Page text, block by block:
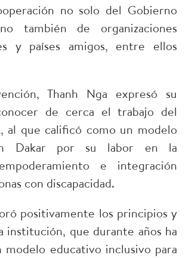
no solo del Gobierno
también de organizaciones
y países amigos, entre ellos
Thanh Nga expresó su
de cerca el trabajo del
al que calificó como un modelo
Dakar por su labor en la
e integración
con discapacidad.
positivamente los principios y
institución, que durante años ha
modelo educativo inclusivo para